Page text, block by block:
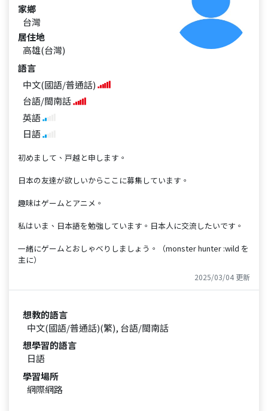
家鄉
台灣
居住地
高雄(台灣)
語言
中文(國語/普通話)
台語/閩南話
英語
日語
初めまして、戸越と申します。
日本の友達が欲しいからここに募集しています。
趣味はゲームとアニメ。
私はいま、日本語を勉強しています。日本人に交流したいです。
一緒にゲームとおしゃべりしましょう。（monster hunter :wild を
主に）
2025/03/04 更新
想教的語言
中文(國語/普通話)(繁), 台語/閩南話
想學習的語言
日語
學習場所
網際網路